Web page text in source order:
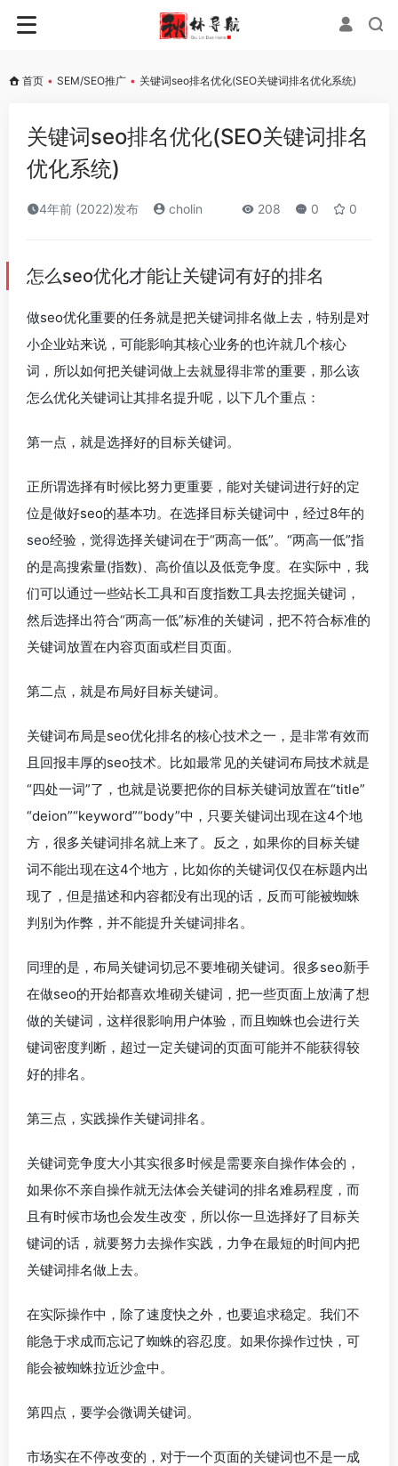
首页 • SEM/SEO推广 • 关键词seo排名优化(SEO关键词排名优化系统)
关键词seo排名优化(SEO关键词排名
优化系统)
4年前 (2022)发布 cholin 208 0 0
怎么seo优化才能让关键词有好的排名
做seo优化重要的任务就是把关键词排名做上去，特别是对
小企业站来说，可能影响其核心业务的也许就几个核心
词，所以如何把关键词做上去就显得非常的重要，那么该
怎么优化关键词让其排名提升呢，以下几个重点：
第一点，就是选择好的目标关键词。
正所谓选择有时候比努力更重要，能对关键词进行好的定
位是做好seo的基本功。在选择目标关键词中，经过8年的
seo经验，觉得选择关键词在于“两高一低”。“两高一低”指
的是高搜索量(指数)、高价值以及低竞争度。在实际中，我
们可以通过一些站长工具和百度指数工具去挖掘关键词，
然后选择出符合“两高一低”标准的关键词，把不符合标准的
关键词放置在内容页面或栏目页面。
第二点，就是布局好目标关键词。
关键词布局是seo优化排名的核心技术之一，是非常有效而
且回报丰厚的seo技术。比如最常见的关键词布局技术就是
“四处一词”了，也就是说要把你的目标关键词放置在“title”
“deion”“keyword”“body”中，只要关键词出现在这4个地
方，很多关键词排名就上来了。反之，如果你的目标关键
词不能出现在这4个地方，比如你的关键词仅仅在标题内出
现了，但是描述和内容都没有出现的话，反而可能被蜘蛛
判别为作弊，并不能提升关键词排名。
同理的是，布局关键词切忌不要堆砌关键词。很多seo新手
在做seo的开始都喜欢堆砌关键词，把一些页面上放满了想
做的关键词，这样很影响用户体验，而且蜘蛛也会进行关
键词密度判断，超过一定关键词的页面可能并不能获得较
好的排名。
第三点，实践操作关键词排名。
关键词竞争度大小其实很多时候是需要亲自操作体会的，
如果你不亲自操作就无法体会关键词的排名难易程度，而
且有时候市场也会发生改变，所以你一旦选择好了目标关
键词的话，就要努力去操作实践，力争在最短的时间内把
关键词排名做上去。
在实际操作中，除了速度快之外，也要追求稳定。我们不
能急于求成而忘记了蜘蛛的容忍度。如果你操作过快，可
能会被蜘蛛拉近沙盒中。
第四点，要学会微调关键词。
市场实在不停改变的，对于一个页面的关键词也不是一成